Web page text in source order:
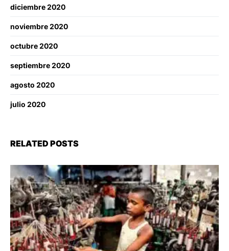
diciembre 2020
noviembre 2020
octubre 2020
septiembre 2020
agosto 2020
julio 2020
RELATED POSTS